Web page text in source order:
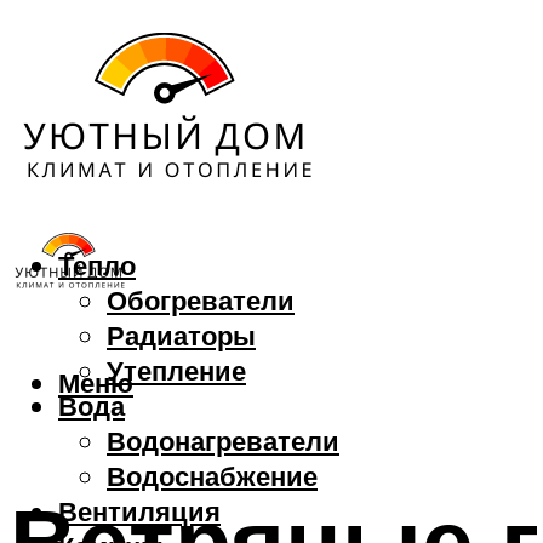
Тепло
Обогреватели
Радиаторы
Утепление
Вода
Водонагреватели
Водоснабжение
Вентиляция
Меню